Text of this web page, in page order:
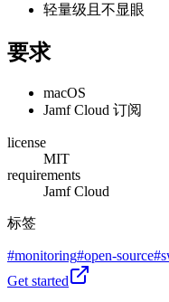
轻量级且不显眼
要求
macOS
Jamf Cloud 订阅
license
MIT
requirements
Jamf Cloud
标签
#monitoring#open-source#
Get started